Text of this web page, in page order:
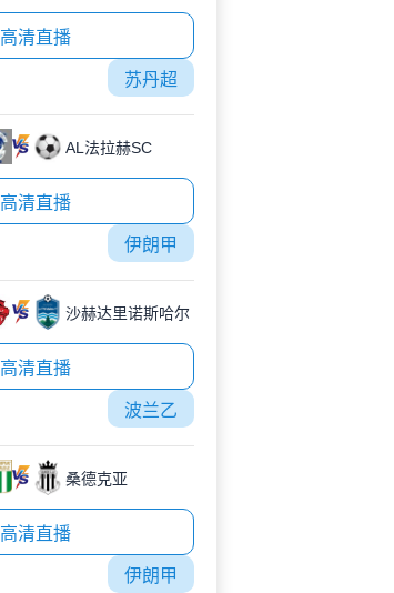
高清直播
苏丹超
AL法拉赫SC
高清直播
伊朗甲
沙赫达里诺斯哈尔
高清直播
波兰乙
桑德克亚
高清直播
伊朗甲